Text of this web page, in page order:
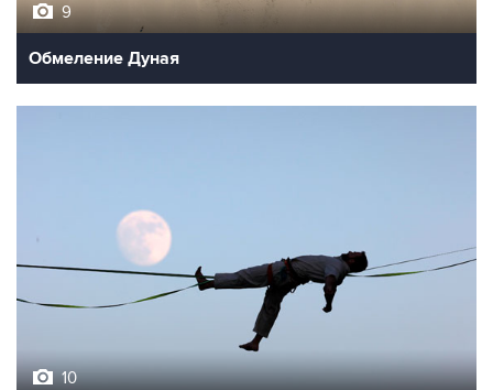
9
Обмеление Дуная
10